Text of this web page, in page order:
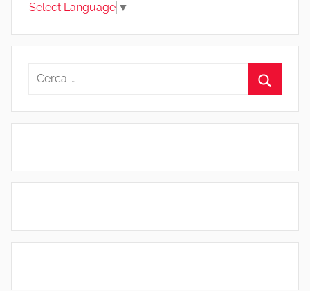
Select Language ▼
Ricerca